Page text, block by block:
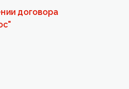
договора